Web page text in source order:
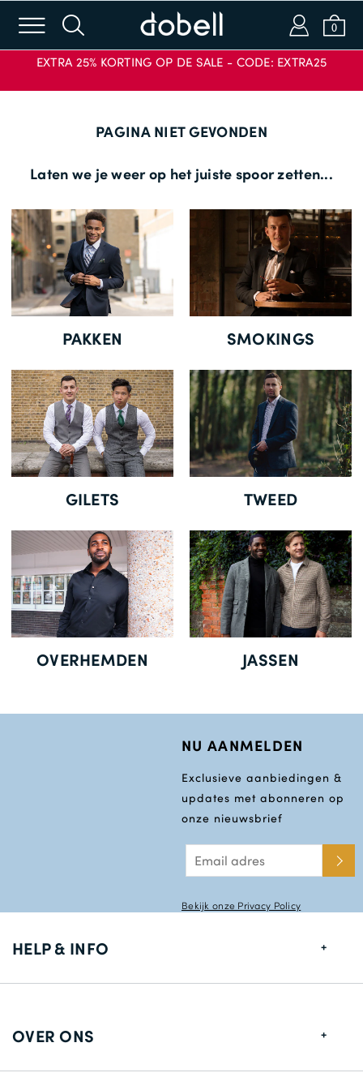
m s a
INLOGGEN
Wachtwoord vergeten?
Nieuw bij Dobell?
b
0
KORTINGSCODE
TOEPASSEN
Gratis Levering *
EXTRA 25% KORTING OP DE SALE - CODE: EXTRA25
PAGINA NIET GEVONDEN
Laten we je weer op het juiste spoor zetten...
PAKKEN SMOKINGS
GILETS TWEED
OVERHEMDEN JASSEN
NU AANMELDEN
Exclusieve aanbiedingen &
updates met abonneren op
onze nieuwsbrief
Bekijk onze Privacy Policy
HELP & INFO
OVER ONS